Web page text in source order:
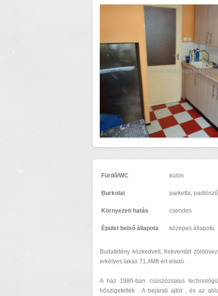
Fürdő/WC külön
Burkolat parketta,
Környezeti hatás csendes
Épület belső állapota közepes állapotú
Budatétény közkedvelt, frekventált
erkélyes lakás 71,4Mft-ért eladó .
A ház 1980-ban csúszózsalus
hőszigetelték . A bejárati ajtót , és az